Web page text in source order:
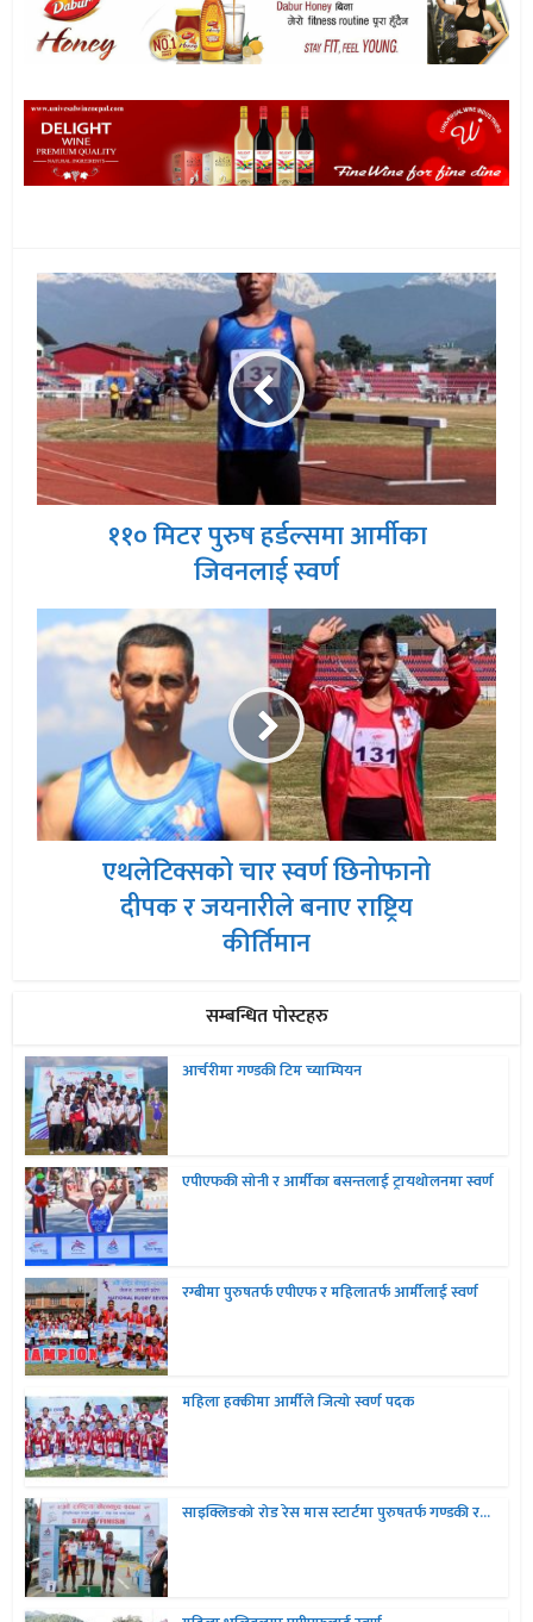
११० मिटर पुरुष हर्डल्समा आर्मीका
जिवनलाई स्वर्ण
एथलेटिक्सको चार स्वर्ण छिनोफानो
दीपक र जयनारीले बनाए राष्ट्रिय
कीर्तिमान
सम्बन्धित पोस्टहरु
आर्चरीमा गण्डकी टिम च्याम्पियन
एपीएफकी सोनी र आर्मीका बसन्तलाई ट्रायथोलनमा स्वर्ण
रग्बीमा पुरुषतर्फ एपीएफ र महिलातर्फ आर्मीलाई स्वर्ण
महिला हक्कीमा आर्मीले जित्यो स्वर्ण पदक
साइक्लिङको रोड रेस मास स्टार्टमा पुरुषतर्फ गण्डकी र...